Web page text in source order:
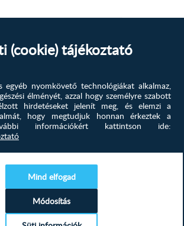
Mikrohullámú sütő grill
Advanced designv...
110 451Ft
(cookie) tájékoztató
nyomkövető technológiákat alkalmaz,
élményét, azzal hogy személyre szabott
hirdetéseket jelenít meg, és elemzi a
hogy megtudjuk honnan érkeztek a
információkért kattintson ide:
Mind elfogad
Módosítás